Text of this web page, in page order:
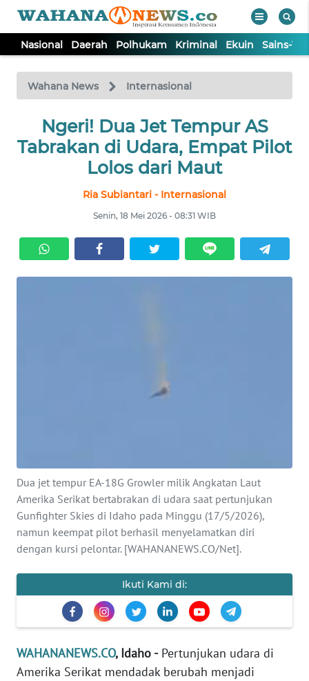
Nasional Daerah Polhukam Kriminal Ekuin Sains-
Wahana News Internasional
Ngeri! Dua Jet Tempur AS
Tabrakan di Udara, Empat Pilot
Lolos dari Maut
Ria Subiantari - Internasional
Senin, 18 Mei 2026 - 08:31 WIB
Dua jet tempur EA-18G Growler milik Angkatan Laut
Amerika Serikat bertabrakan di udara saat pertunjukan
Gunfighter Skies di Idaho pada Minggu (17/5/2026),
namun keempat pilot berhasil menyelamatkan diri
dengan kursi pelontar. [WAHANANEWS.CO/Net].
Ikuti Kami di:
WAHANANEWS.CO, Idaho -Pertunjukan udara di
Amerika Serikat mendadak berubah menjadi
TV
Tutup
NASIONAL
KRIMINAL
EKUIN
PENDIDIKAN
OLAHRAGA
OPINI
INDEKS
BERITA